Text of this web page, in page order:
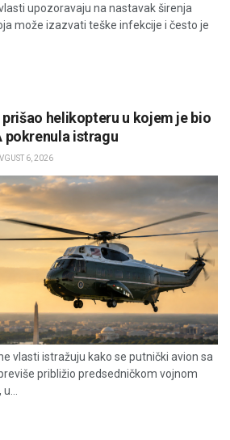
upozoravaju na nastavak širenja
može izazvati teške infekcije i često je
helikopteru u kojem je bio
pokrenula istragu
6, 2026
vlasti istražuju kako se putnički avion sa
približio predsedničkom vojnom